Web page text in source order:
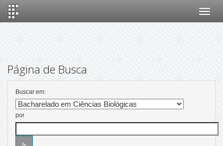
Página de Busca
Buscar em:
por